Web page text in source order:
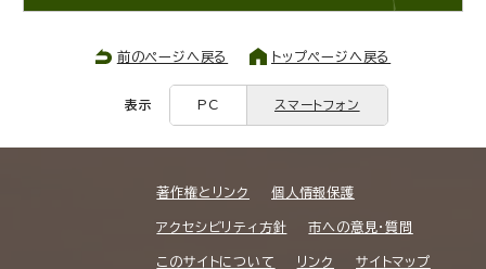
前のページへ戻る トップページへ戻る
表示 PC スマートフォン
著作権とリンク 個人情報保護
アクセシビリティ方針 市への意見・質問
このサイトについて リンク サイトマップ